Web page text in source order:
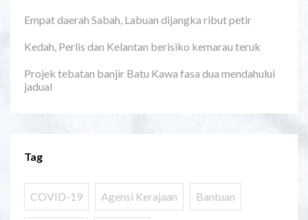
Empat daerah Sabah, Labuan dijangka ribut petir
Kedah, Perlis dan Kelantan berisiko kemarau teruk
Projek tebatan banjir Batu Kawa fasa dua mendahului
jadual
Tag
COVID-19 Agensi Kerajaan Bantuan